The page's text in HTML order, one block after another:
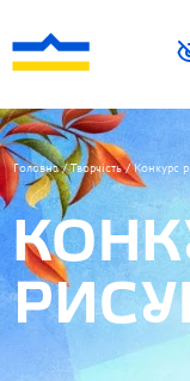
Головна/Творчість/Конкурс